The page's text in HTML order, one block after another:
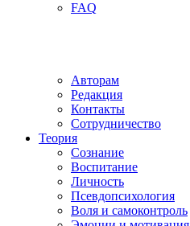
FAQ
Авторам
Редакция
­Контакты
Сотрудничество
Теория
Сознание
Воспитание
Личность
Псевдопсихология
Воля и самоконтроль